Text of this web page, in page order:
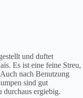
und duftet
Es ist eine feine Streu,
nach Benutzung
sind gut
durchaus ergiebig.